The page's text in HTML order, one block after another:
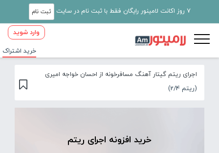
7 روز اکانت لامینور رایگان فقط با ثبت نام در سایت ثبت نام
وارد شوید
خرید اشتراک
اجرای ریتم گیتار آهنگ مسافرخونه از احسان خواجه امیری
(ریتم 2/4)
خرید افزونه اجرای ریتم